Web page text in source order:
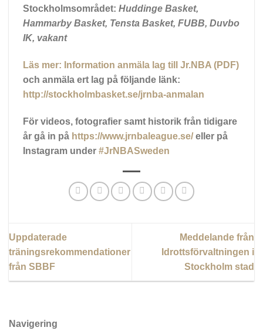
Stockholmsområdet: Huddinge Basket,
Hammarby Basket, Tensta Basket, FUBB, Duvbo
IK, vakant
Läs mer: Information anmäla lag till Jr.NBA (PDF)
och anmäla ert lag på följande länk:
http://stockholmbasket.se/jrnba-anmalan
För videos, fotografier samt historik från tidigare
år gå in på https://www.jrnbaleague.se/eller på
Instagram under #JrNBASweden
Uppdaterade
träningsrekommendationer
från SBBF
Meddelande från
Idrottsförvaltningen i
Stockholm stad
Navigering